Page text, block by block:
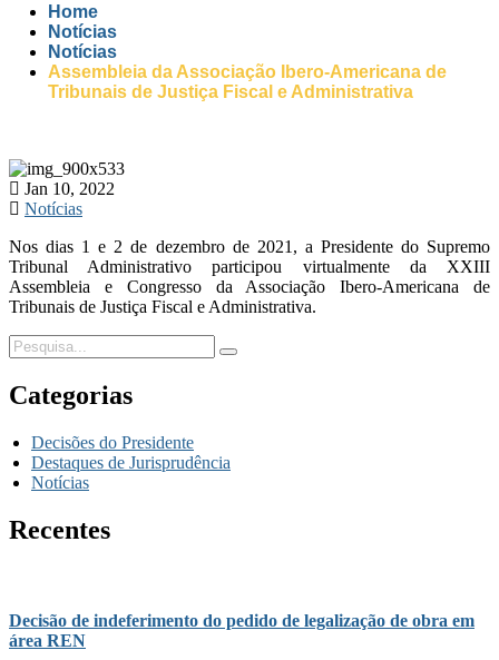
Home
Notícias
Notícias
Assembleia da Associação Ibero-Americana de
Tribunais de Justiça Fiscal e Administrativa
Jan 10, 2022
Notícias
Nos dias 1 e 2 de dezembro de 2021, a Presidente do Supremo
Tribunal Administrativo participou virtualmente da XXIII
Assembleia e Congresso da Associação Ibero-Americana de
Tribunais de Justiça Fiscal e Administrativa.
Categorias
Decisões do Presidente
Destaques de Jurisprudência
Notícias
Recentes
Decisão de indeferimento do pedido de legalização de obra em
área REN